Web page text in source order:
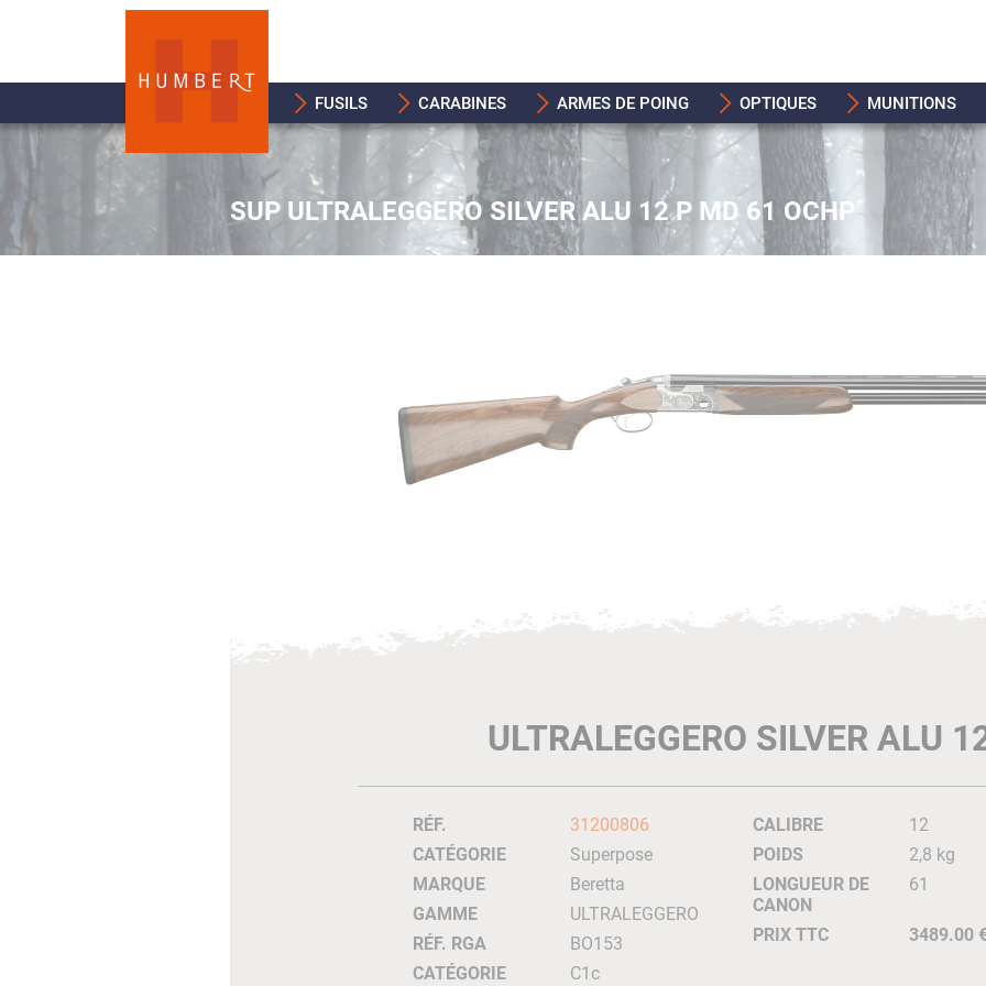
FUSILS CARABINES ARMES DE POING OPTIQUES MUNITIONS
SUP ULTRALEGGERO SILVER ALU 12 P MD 61 OCHP
ULTRALEGGERO SILVER ALU
RÉF.
31200806
CATÉGORIE
Superpose
MARQUE
Beretta
GAMME
ULTRALEGGERO
RÉF. RGA
BO153
CATÉGORIE
C1c
CALIBRE
12
POIDS
2,8 kg
LONGUEUR DE
CANON
61
PRIX TTC 3489.00